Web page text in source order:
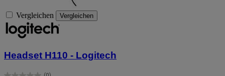
Vergleichen Vergleichen
Headset H110 - Logitech